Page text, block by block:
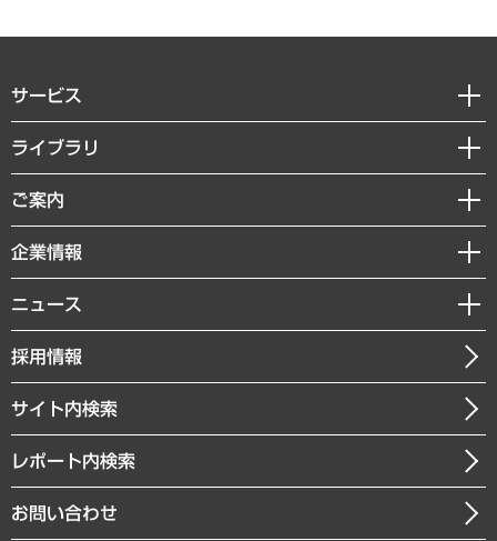
サービス
経営戦略
組織・人事戦略
デジタルイノベーション
共生・ダイバーシティ
GRC（ガバナンス・リスク・コンプライアンス）・防災（政策）
経済・産業・雇用・労働
まちづくり・観光・交通・スポーツ・スマートシティ
自然資源・農林水産業・食料システム
ライブラリ
経済調査
レポート
コラム
経営用語集
受託・受注実績（官公庁関連）
メディア掲載・出演
ご案内
セミナー・イベント情報
MUFGビジネスセミナー
受託案件情報
企業情報
私たちの想い
社長メッセージ
会社概要
沿革
組織図・本部部室紹介
インドネシア現地法人
ニュース
ニュースリリース
お知らせ
採用情報
サイト内検索
レポート内検索
お問い合わせ